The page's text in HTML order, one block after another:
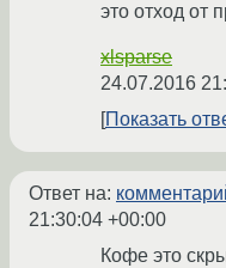
это отход от
xlsparse
24.07.2016
Показать
Ответ на:
21:30:04 +00:00
Кофе это